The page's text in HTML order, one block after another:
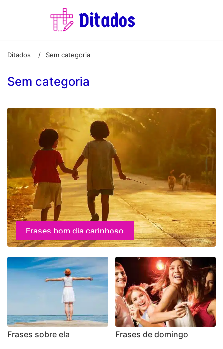
Ditados / Sem categoria
Sem categoria
Frases bom dia carinhoso
Frases sobre ela Frases de domingo